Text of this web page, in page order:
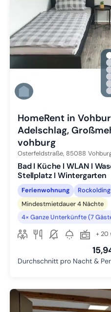
HomeRent in
Adelschlag,
vohburg
Osterfeldstraße, 85088
Bad I Küche I WLAN I
Stellplatz I Wintergarten
Ferienwohnung
Rockolding
Mindestmietdauer 4 Nächte
4× Ganze Unterkünfte (7
+ 20
Durchschnitt pro Nacht &